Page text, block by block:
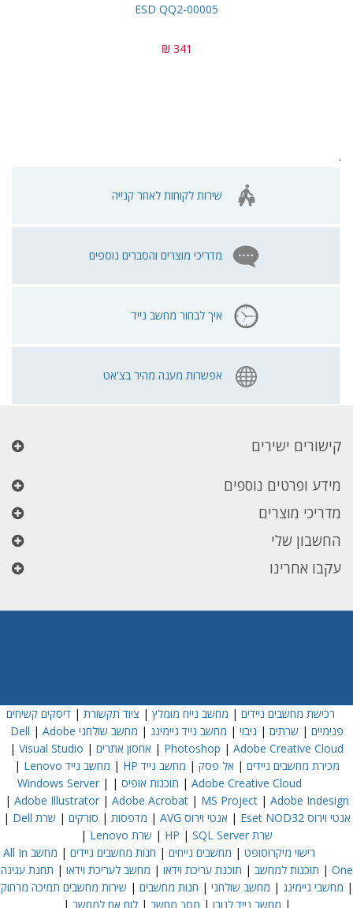
ESD QQ2-00005
341 ₪
.
שירות לקוחות לאחר קנייה
מדריכי מוצרים והסברים נוספים
איך לבחור מחשב נייד
אפשרות מענה מהיר בצ'אט
קישורים ישירים
מידע ופרטים נוספים
מדריכי מוצרים
החשבון שלי
עקבו אחרינו
רכישת מחשבים ניידים | מחשב נייח מומלץ | ציוד תקשורת |דיסקים קשיחים
פנימיים | שרתים | גיבוי | מחשב נייד גיימינג | מחשב שולחני Dell | Adobe
Photoshop | Adobe Creative Cloud
| אחסון אתרים |
Visual Studio
|
מכירת מחשבים ניידים | אל פסק | מחשב נייד HP | מחשב נייד Lenovo
|
Adobe Creative Cloud
| תוכנות אופיס |
Windows Server|
Adobe Illustrator| Adobe Acrobat| MS Project| Adobe Indesign
|
אנטי וירוס Eset NOD32
| אנטי וירוס AVG | מדפסות | סורקים | שרת Dell
|
שרת HP
| SQL Server
| שרת Lenovo
|
רישוי מיקרוסופט | מחשבים נייחים | חנות מחשבים ניידים |
מחשב All In
One
| תוכנות למחשב | תוכנת עריכת וידאו | מחשב לעריכת וידאו | תחנת עגינה
| מחשבי גיימינג | מחשב שולחני | חנות מחשבים | שירות מחשבים תמיכה מרחוק
| מחשב נייד לנובו | מסך מחשב |לוח אם למחשב |